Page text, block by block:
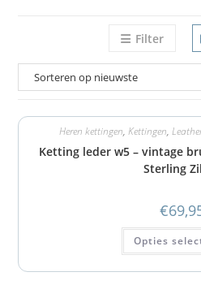
Filter
Heren kettingen, Kettingen,
Ketting leder w5 – vintage
Sterling
€
Opties